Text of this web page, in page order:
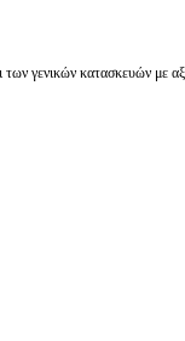
γενικών κατασκευών με